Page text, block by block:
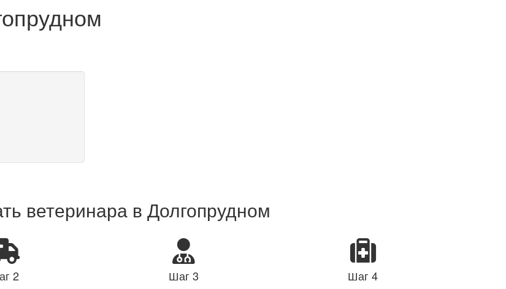
ветеринара в Долгопрудном
2 Шаг 3 Шаг 4